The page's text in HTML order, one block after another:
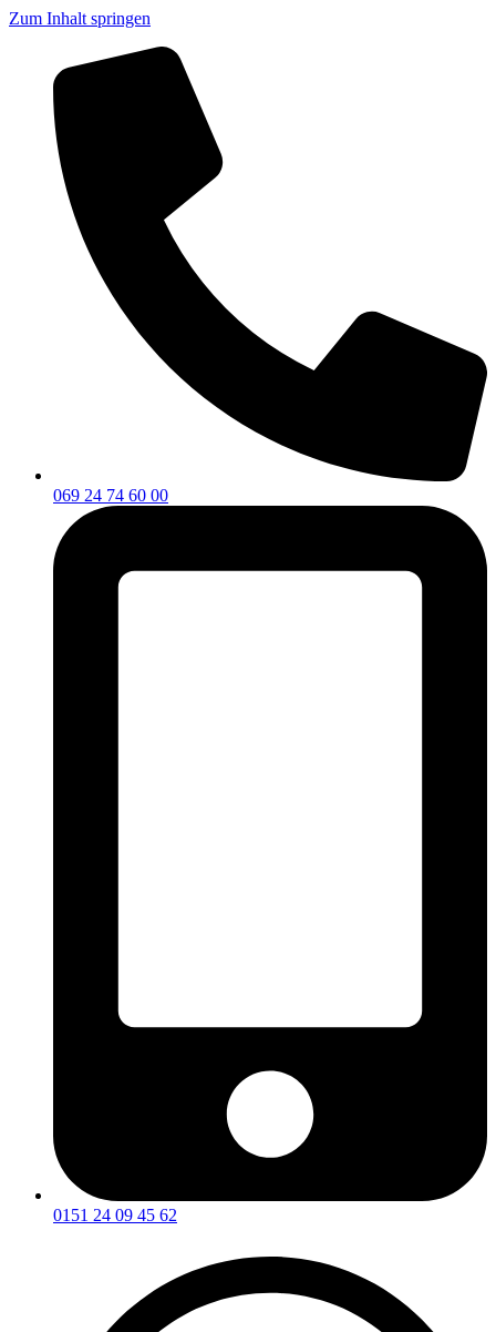
Zum Inhalt springen
069 24 74 60 00
0151 24 09 45 62